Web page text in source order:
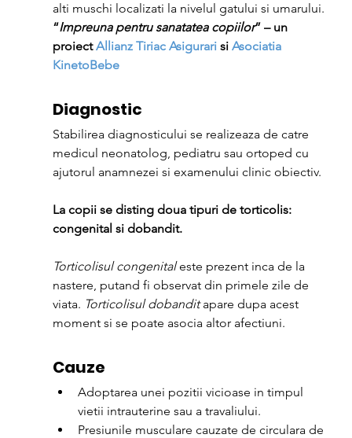
alti muschi localizati la nivelul gatului si umarului.
“Impreuna pentru sanatatea copiilor” – un
proiect Allianz Tiriac Asigurari si Asociatia
KinetoBebe
Diagnostic
Stabilirea diagnosticului se realizeaza de catre
medicul neonatolog, pediatru sau ortoped cu
ajutorul anamnezei si examenului clinic obiectiv.
La copii se disting doua tipuri de torticolis:
congenital si dobandit.
Torticolisul congenital este prezent inca de la
nastere, putand fi observat din primele zile de
viata. Torticolisul dobandit apare dupa acest
moment si se poate asocia altor afectiuni.
Cauze
Adoptarea unei pozitii vicioase in timpul
vietii intrauterine sau a travaliului.
Presiunile musculare cauzate de circulara de